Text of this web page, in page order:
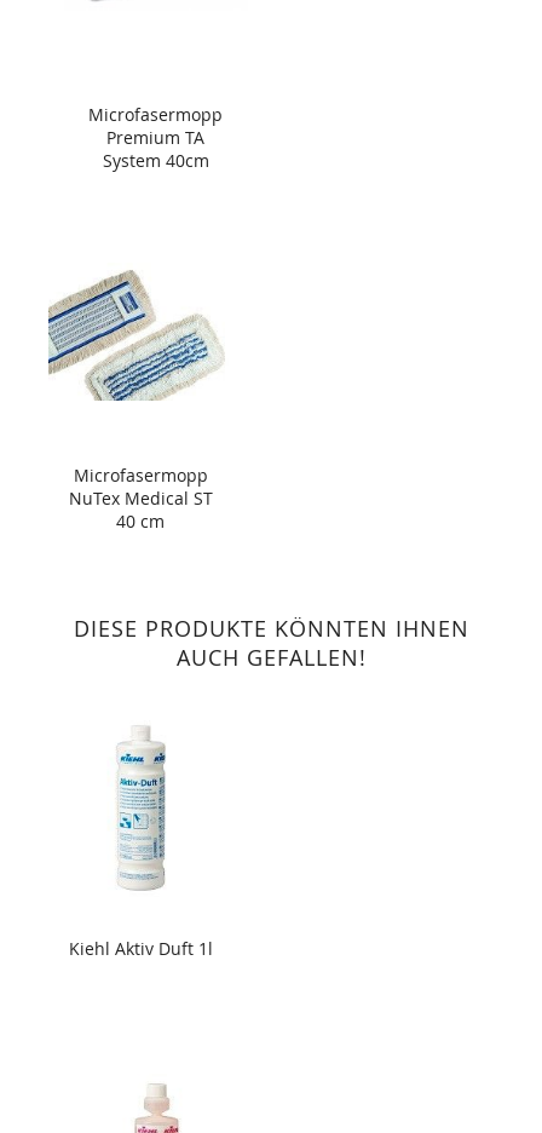
Microfasermopp
Premium TA
System 40cm
Microfasermopp
NuTex Medical ST
40 cm
DIESE PRODUKTE KÖNNTEN IHNEN
AUCH GEFALLEN!
Kiehl Aktiv Duft 1l